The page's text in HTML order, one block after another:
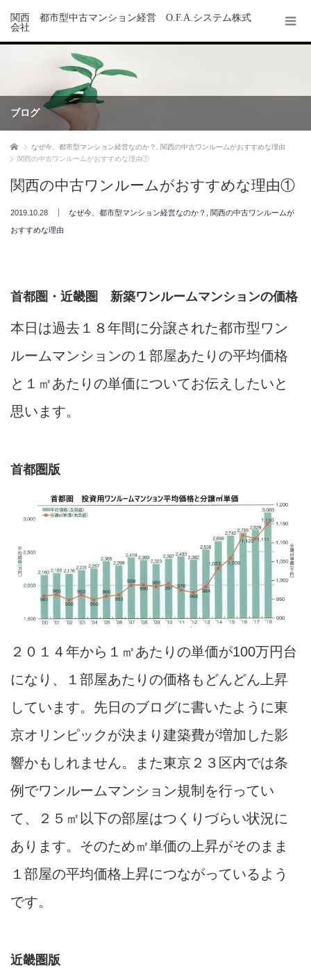
関西 都市型中古マンション経営 O.F.A.システム株式
会社
ブログ
ホーム なぜ今、都市型マンション経営なのか？
関西の中古ワンルームがおすすめな理由
関西の中古ワンルームがおすすめな理由①
関西の中古ワンルームがおすすめな理由①
2019.10.28 なぜ今、都市型マンション経営なのか？ 関西の中古ワンルームが
おすすめな理由
首都圏・近畿圏 新築ワンルームマンションの価格
本日は過去１８年間に分譲された都市型ワン
ルームマンションの１部屋あたりの平均価格
と１㎡あたりの単価についてお伝えしたいと
思います。
首都圏版
２０１４年から１㎡あたりの単価が100万円台
になり、１部屋あたりの価格もどんどん上昇
しています。先日のブログに書いたように東
京オリンピックが決まり建築費が増加した影
響かもしれません。また東京２３区内では条
例でワンルームマンション規制を行ってい
て、２５㎡以下の部屋はつくりづらい状況に
あります。そのため㎡単価の上昇がそのまま
１部屋の平均価格上昇につながっているよう
です。
近畿圏版